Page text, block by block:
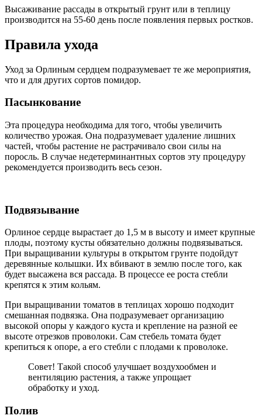
Высаживание рассады в открытый грунт или в теплицу
производится на 55-60 день после появления первых ростков.
Правила ухода
Уход за Орлиным сердцем подразумевает те же мероприятия,
что и для других сортов помидор.
Пасынкование
Эта процедура необходима для того, чтобы увеличить
количество урожая. Она подразумевает удаление лишних
частей, чтобы растение не растрачивало свои силы на
поросль. В случае недетерминантных сортов эту процедуру
рекомендуется производить весь сезон.
Подвязывание
Орлиное сердце вырастает до 1,5 м в высоту и имеет крупные
плоды, поэтому кусты обязательно должны подвязываться.
При выращивании культуры в открытом грунте подойдут
деревянные колышки. Их вбивают в землю после того, как
будет высажена вся рассада. В процессе ее роста стебли
крепятся к этим кольям.
При выращивании томатов в теплицах хорошо подходит
смешанная подвязка. Она подразумевает организацию
высокой опоры у каждого куста и крепление на разной ее
высоте отрезков проволоки. Сам стебель томата будет
крепиться к опоре, а его стебли с плодами к проволоке.
Совет! Такой способ улучшает воздухообмен и
вентиляцию растения, а также упрощает
обработку и уход.
Полив